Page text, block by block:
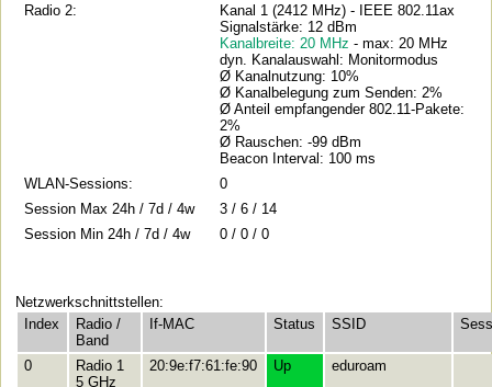
Radio 2:
Kanal 1 (2412 MHz) - IEEE 802.11ax
Signalstärke: 12 dBm
Kanalbreite: 20 MHz- max: 20 MHz
dyn. Kanalauswahl: Monitormodus
Ø Kanalnutzung: 10%
Ø Kanalbelegung zum Senden: 2%
Ø Anteil empfangender 802.11-Pakete:
2%
Ø Rauschen: -99 dBm
Beacon Interval: 100 ms
WLAN-Sessions:
0
Session Max 24h / 7d / 4w
3 / 6 / 14
Session Min 24h / 7d / 4w
0 / 0 / 0
Netzwerkschnittstellen:
Index
Radio /
Band
If-MAC Status SSID
0
Radio 1
5 GHz
20:9e:f7:61:fe:90 Up eduroam